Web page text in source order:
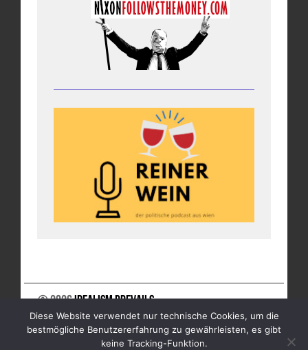
© 2026Idealism Prevails
UNTERSTÜTZE UNS
NEWSLETTER
IMPRESSUM
Diese Website verwendet nur technische Cookies, um die
bestmögliche Benutzererfahrung zu gewährleisten, es gibt
keine Tracking-Funktion.